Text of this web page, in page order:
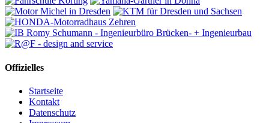
Offizielles
Startseite
Kontakt
Datenschutz